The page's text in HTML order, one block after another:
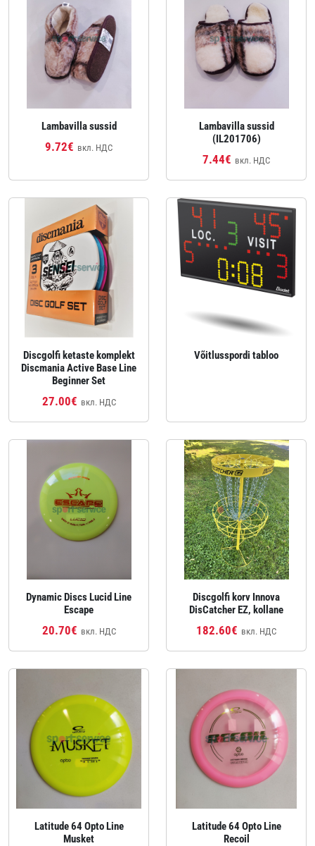
Lambavilla sussid
9.72€ вкл. НДС
Lambavilla sussid
(IL201706)
7.44€ вкл. НДС
Discgolfi ketaste komplekt
Discmania Active Base Line
Beginner Set
27.00€ вкл. НДС
Võitlusspordi tabloo
Dynamic Discs Lucid Line
Escape
20.70€ вкл. НДС
Discgolfi korv Innova
DisCatcher EZ, kollane
182.60€ вкл. НДС
Latitude 64 Opto Line
Musket
Latitude 64 Opto Line
Recoil